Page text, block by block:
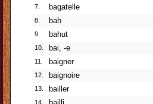
7.
bagatelle
8.
bah
9.
bahut
10.
bai, -e
11.
baigner
12.
baignoire
13.
bailler
14.